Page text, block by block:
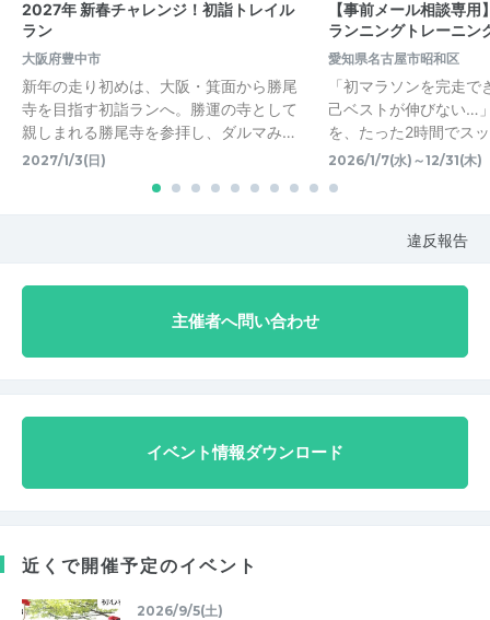
2027年 新春チャレンジ！初詣トレイル
ラン
大阪府豊中市
新年の走り初めは、大阪・箕面から勝尾
寺を目指す初詣ランへ。勝運の寺として
親しまれる勝尾寺を参拝し、ダルマみ…
2027/1/3(日)
【事前メール相談専
ランニングトレーニン
愛知県名古屋市昭和区
「初マラソンを完走
己ベストが伸びない…
を、たった2時間でス
2026/1/7(水)～12/31(木)
違反報告
主催者へ問い合わせ
イベント情報ダウンロード
近くで開催予定のイベント
2026/9/5(土)